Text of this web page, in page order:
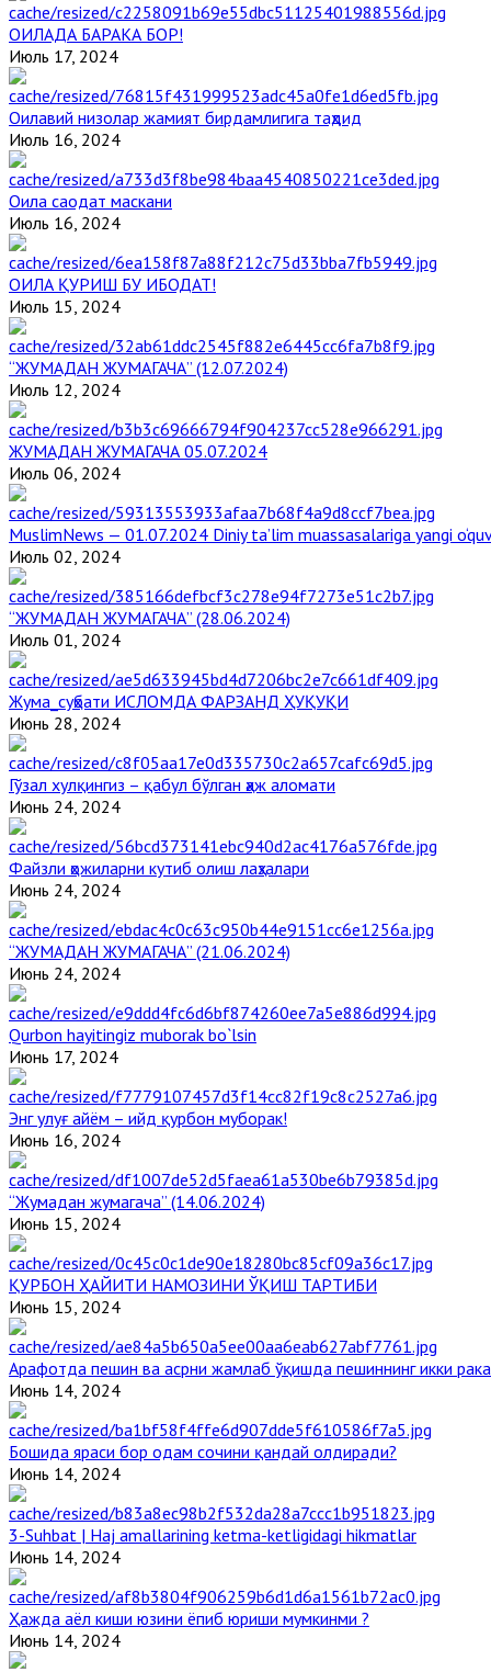
ОИЛАДА БАРАКА БОР!
Июль 17, 2024
Оилавий низолар жамият бирдамлигига таҳдид
Июль 16, 2024
Оила саодат маскани
Июль 16, 2024
ОИЛА ҚУРИШ БУ ИБОДАТ!
Июль 15, 2024
“ЖУМАДАН ЖУМАГАЧА” (12.07.2024)
Июль 12, 2024
ЖУМАДАН ЖУМАГАЧА 05.07.2024
Июль 06, 2024
MuslimNews — 01.07.2024 Diniy ta’lim muassasalariga yangi
Июль 02, 2024
“ЖУМАДАН ЖУМАГАЧА” (28.06.2024)
Июль 01, 2024
Жума_суҳбати ИСЛОМДА ФАРЗАНД ҲУҚУҚИ
Июнь 28, 2024
Гўзал хулқингиз – қабул бўлган ҳаж аломати
Июнь 24, 2024
Файзли ҳожиларни кутиб олиш лаҳзалари
Июнь 24, 2024
“ЖУМАДАН ЖУМАГАЧА” (21.06.2024)
Июнь 24, 2024
Qurbon hayitingiz muborak bo`lsin
Июнь 17, 2024
Энг улуғ айём – ийд қурбон муборак!
Июнь 16, 2024
“Жумадан жумагача” (14.06.2024)
Июнь 15, 2024
ҚУРБОН ҲАЙИТИ НАМОЗИНИ ЎҚИШ ТАРТИБИ
Июнь 15, 2024
Арафотда пешин ва асрни жамлаб ўқишда пешиннинг икки
Июнь 14, 2024
Бошида яраси бор одам сочини қандай олдиради?
Июнь 14, 2024
3-Suhbat | Haj amallarining ketma-ketligidagi hikmatlar
Июнь 14, 2024
Ҳажда аёл киши юзини ёпиб юриши мумкинми ?
Июнь 14, 2024